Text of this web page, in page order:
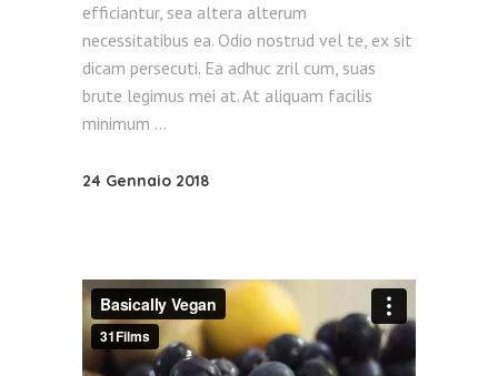
efficiantur, sea altera alterum
necessitatibus ea. Odio nostrud vel te, ex sit
dicam persecuti. Ea adhuc zril cum, suas
brute legimus mei at. At aliquam facilis
minimum
24 Gennaio 2018